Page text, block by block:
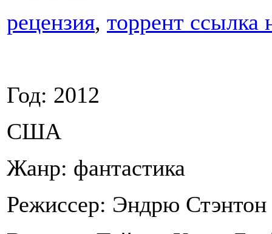
рецензия, торрент ссылка
Год: 2012
США
Жанр: фантастика
Режиссер: Эндрю Стэнтон